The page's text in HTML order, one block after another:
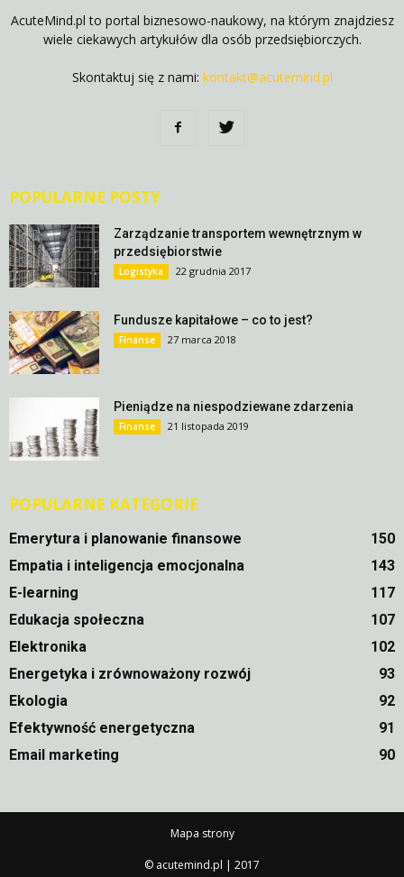
AcuteMind.pl to portal biznesowo-naukowy, na którym znajdziesz
wiele ciekawych artykułów dla osób przedsiębiorczych.
Skontaktuj się z nami: kontakt@acutemind.pl
POPULARNE POSTY
Zarządzanie transportem wewnętrznym w
przedsiębiorstwie
Logistyka 22 grudnia 2017
Fundusze kapitałowe – co to jest?
Finanse 27 marca 2018
Pieniądze na niespodziewane zdarzenia
Finanse 21 listopada 2019
POPULARNE KATEGORIE
Emerytura i planowanie finansowe
150
Empatia i inteligencja emocjonalna
143
E-learning
117
Edukacja społeczna
107
Elektronika
102
Energetyka i zrównoważony rozwój
93
Ekologia
92
Efektywność energetyczna
91
Email marketing
90
Mapa strony
© acutemind.pl | 2017